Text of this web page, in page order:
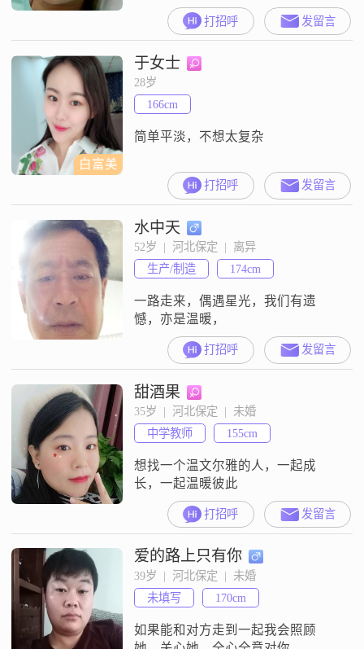
善言辞，好孤独，好压抑……
打招呼 发留言
白富美
于女士
28岁
166cm
简单平淡，不想太复杂
打招呼 发留言
水中天
52岁  |  河北保定  |  离异
生产/制造
174cm
一路走来，偶遇星光，我们有遗
憾，亦是温暖，
打招呼 发留言
甜酒果
35岁  |  河北保定  |  未婚
中学教师
155cm
想找一个温文尔雅的人，一起成
长，一起温暖彼此
打招呼 发留言
爱的路上只有你
39岁  |  河北保定  |  未婚
未填写
170cm
如果能和对方走到一起我会照顾